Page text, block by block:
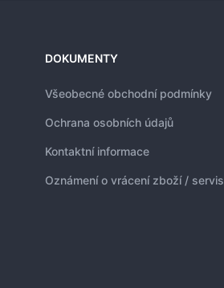
DOKUMENTY
Všeobecné obchodní podmínky
Ochrana osobních údajů
Kontaktní informace
Oznámení o vrácení zboží / servis